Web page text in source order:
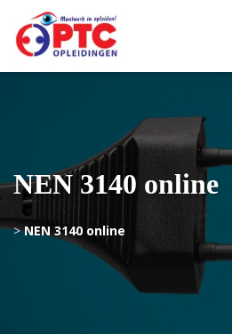
NEN 3140 online
>NEN 3140 online